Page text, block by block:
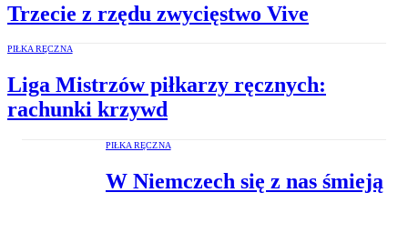
Trzecie z rzędu zwycięstwo Vive
PIŁKA RĘCZNA
Liga Mistrzów piłkarzy ręcznych:
rachunki krzywd
PIŁKA RĘCZNA
W Niemczech się z nas śmieją